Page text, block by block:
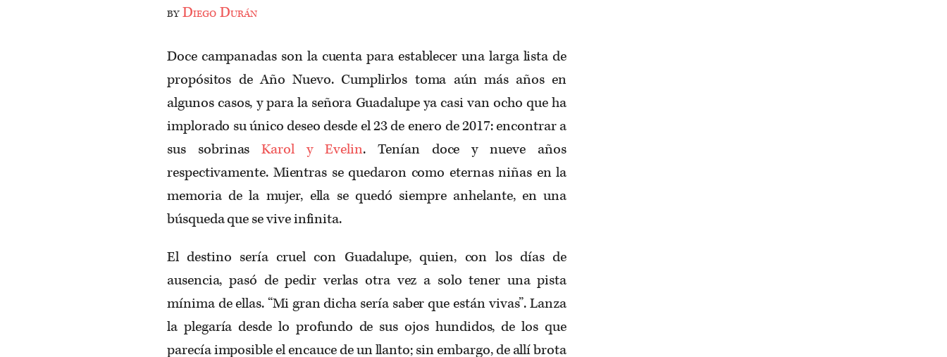
byDiego Durán
Doce campanadas son la cuenta para establecer una larga lista de
propósitos de Año Nuevo. Cumplirlos toma aún más años en
algunos casos, y para la señora Guadalupe ya casi van ocho que ha
implorado su único deseo desde el 23 de enero de 2017: encontrar a
sus sobrinasKarol y Evelin. Tenían doce y nueve años
respectivamente. Mientras se quedaron como eternas niñas en la
memoria de la mujer, ella se quedó siempre anhelante, en una
búsqueda que se vive infinita.
El destino sería cruel con Guadalupe, quien, con los días de
ausencia, pasó de pedir verlas otra vez a solo tener una pista
mínima de ellas. “Mi gran dicha sería saber que están vivas”. Lanza
la plegaría desde lo profundo de sus ojos hundidos, de los que
parecía imposible el encauce de un llanto; sin embargo, de allí brota